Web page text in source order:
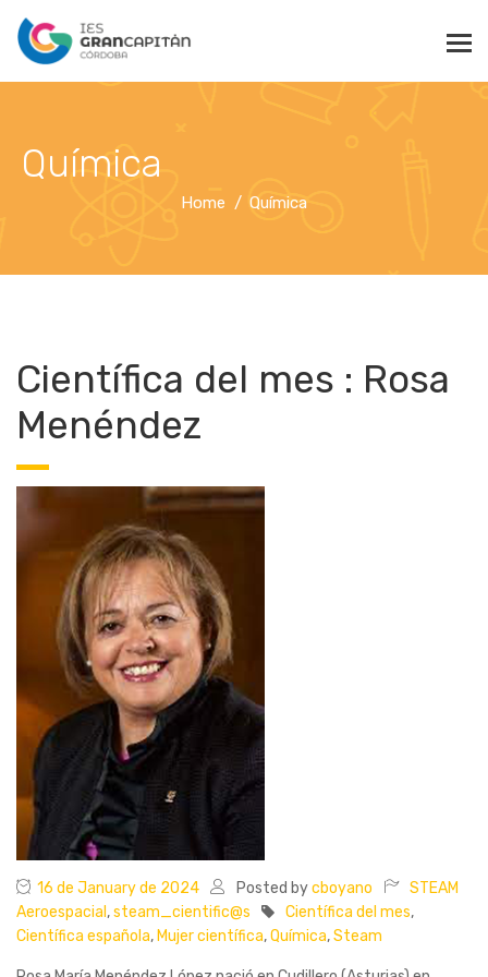
Química
Home Química
Científica del mes : Rosa
Menéndez
16 de January de 2024 Posted bycboyano
STEAM
Aeroespacial ,steam_cientific@s Científica del mes,
Científica española, Mujer científica,Química,Steam